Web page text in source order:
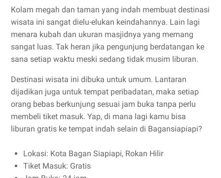
Kolam megah dan taman yang indah membuat destinasi
wisata ini sangat dielu-elukan keindahannya. Lain lagi
menara kubah dan ukuran masjidnya yang memang
sangat luas. Tak heran jika pengunjung berdatangan ke
sana setiap waktu meski sedang tidak musim liburan.
Destinasi wisata ini dibuka untuk umum. Lantaran
dijadikan juga untuk tempat peribadatan, maka setiap
orang bebas berkunjung sesuai jam buka tanpa perlu
membeli tiket masuk. Yap, di mana lagi kamu bisa
liburan gratis ke tempat indah selain di Bagansiapiapi?
Lokasi: Kota Bagan Siapiapi, Rokan Hilir
Tiket Masuk: Gratis